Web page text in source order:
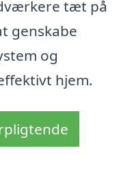
tæt på
genskabe
og
hjem.